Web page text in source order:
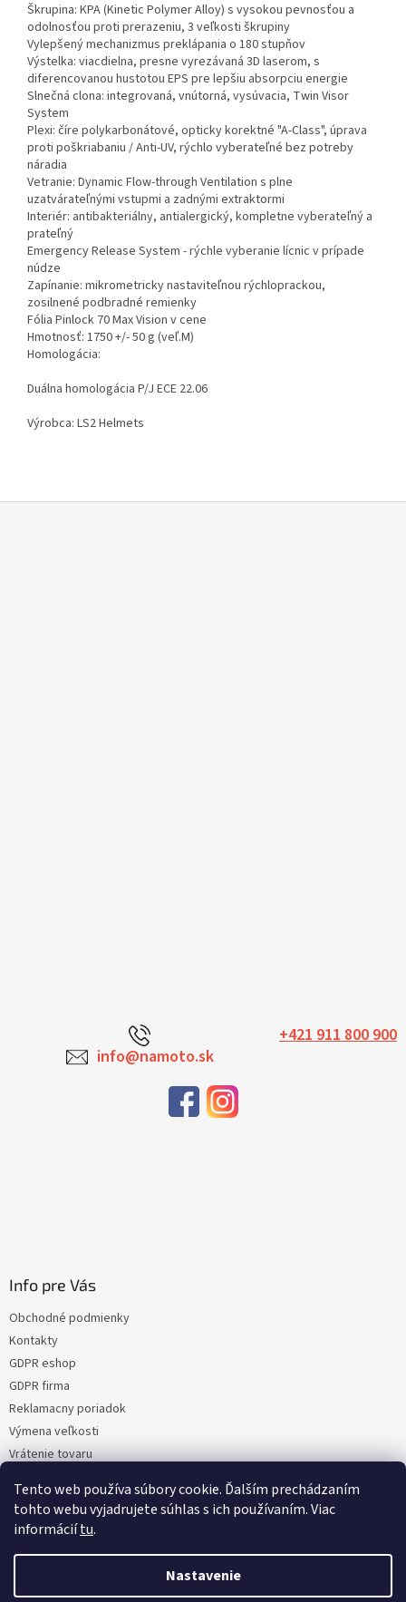
Tento web používa súbory cookie. Ďalším prechádzaním
tohto webu vyjadrujete súhlas s ich používaním. Viac
informáciítu.
Nastavenie
Škrupina: KPA (Kinetic Polymer Alloy) s vysokou pevnosťou a
odolnosťou proti prerazeniu, 3 veľkosti škrupiny
Vylepšený mechanizmus preklápania o 180 stupňov
Výstelka: viacdielna, presne vyrezávaná 3D laserom, s
diferencovanou hustotou EPS pre lepšiu absorpciu energie
Slnečná clona: integrovaná, vnútorná, vysúvacia, Twin Visor
System
Plexi: číre polykarbonátové, opticky korektné "A-Class", úprava
proti poškriabaniu / Anti-UV, rýchlo vyberateľné bez potreby
náradia
Vetranie: Dynamic Flow-through Ventilation s plne
uzatvárateľnými vstupmi a zadnými extraktormi
Interiér: antibakteriálny, antialergický, kompletne vyberateľný a
prateľný
Emergency Release System - rýchle vyberanie lícnic v prípade
núdze
Zapínanie: mikrometricky nastaviteľnou rýchloprackou,
zosilnené podbradné remienky
Fólia Pinlock 70 Max Vision v cene
Hmotnosť: 1750 +/- 50 g (veľ.M)
Homologácia:
Duálna homologácia P/J ECE 22.06
Výrobca: LS2 Helmets
+421 911 800 900
info@namoto.sk
Info pre Vás
Obchodné podmienky
Kontakty
GDPR eshop
GDPR firma
Reklamacny poriadok
Výmena veľkosti
Vrátenie tovaru
Moja objednávka
Vytvoril Shoptet